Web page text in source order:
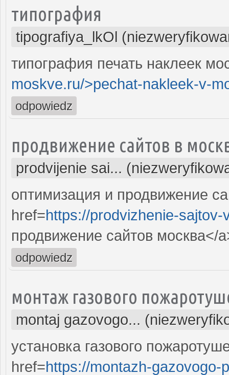
типография
tipografiya_lkOl
типография печать наклеек
moskve.ru/>pechat-nakleek-v-
odpowiedz
продвижение сайтов в
prodvijenie sai...
оптимизация и продвижение
href=https://prodvizhenie-
продвижение сайтов москва</
odpowiedz
монтаж газового
montaj gazovogo...
установка газового
href=https://montazh-gazovogo-